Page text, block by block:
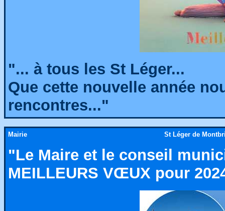
"... à tous les St Léger...
Que cette nouvelle année
rencontres..."
Mairie St Léger de
"Le Maire et le conseil
MEILLEURS VŒUX pour